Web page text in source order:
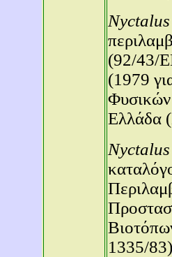
(92/43/
(1979
Φυσικών
Ελλάδα
1335/